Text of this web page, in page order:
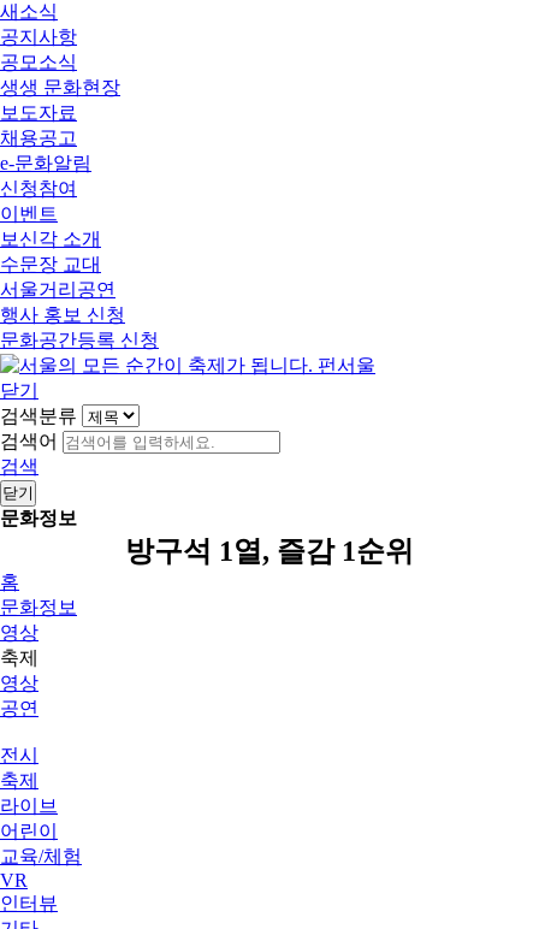
새소식
공지사항
공모소식
생생 문화현장
보도자료
채용공고
e-문화알림
신청참여
이벤트
보신각 소개
수문장 교대
서울거리공연
행사 홍보 신청
문화공간등록 신청
닫기
검색분류
검색어
검색
닫기
문화정보
방구석 1열, 즐감 1순위
홈
문화정보
영상
축제
영상
공연
전시
축제
라이브
어린이
교육/체험
VR
인터뷰